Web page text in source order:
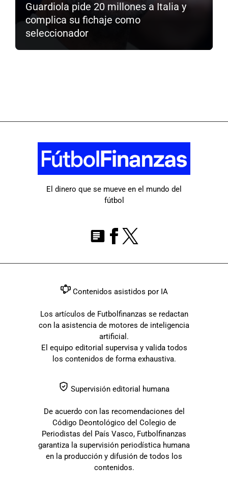
Guardiola pide 20 millones a Italia y
complica su fichaje como
seleccionador
El dinero que se mueve en el mundo del
fútbol
Contenidos asistidos por IA
Los artículos de Futbolfinanzas se redactan
con la asistencia de motores de inteligencia
artificial.
El equipo editorial supervisa y valida todos
los contenidos de forma exhaustiva.
Supervisión editorial humana
De acuerdo con las recomendaciones del
Código Deontológico del Colegio de
Periodistas del País Vasco, Futbolfinanzas
garantiza la supervisión periodística humana
en la producción y difusión de todos los
contenidos.